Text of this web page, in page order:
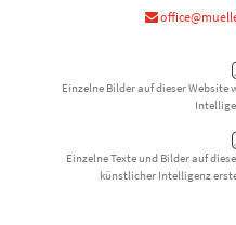
Einzelne Bilder auf dieser
Einzelne Texte und Bilder auf
künstlicher Intelligenz